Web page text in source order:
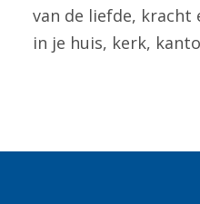
van de liefde, kracht
in je huis, kerk,